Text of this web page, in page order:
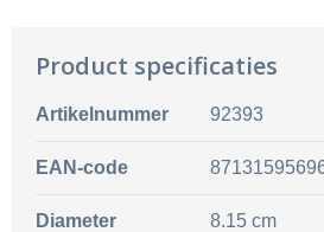
Product specificaties
Artikelnummer 92393
EAN-code
Diameter 8.15 cm